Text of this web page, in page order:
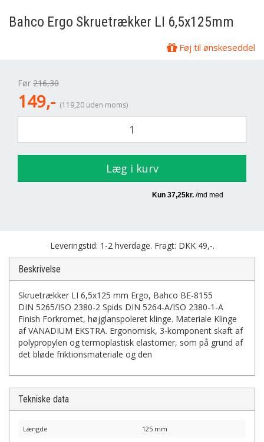
Bahco Ergo Skruetrækker LI 6,5x125mm
Føj til ønskeseddel
Før 216,30
149,- (119,20 uden moms)
Læg i kurv
Leveringstid: 1-2 hverdage. Fragt: DKK 49,-.
Beskrivelse
Skruetrækker LI 6,5x125 mm Ergo, Bahco BE-8155
DIN 5265/ISO 2380-2 Spids DIN 5264-A/ISO 2380-1-A
Finish Forkromet, højglanspoleret klinge. Materiale Klinge
af VANADIUM EKSTRA. Ergonomisk, 3-komponent skaft af
polypropylen og termoplastisk elastomer, som på grund af
det bløde friktionsmateriale og den
Tekniske data
Længde 125 mm